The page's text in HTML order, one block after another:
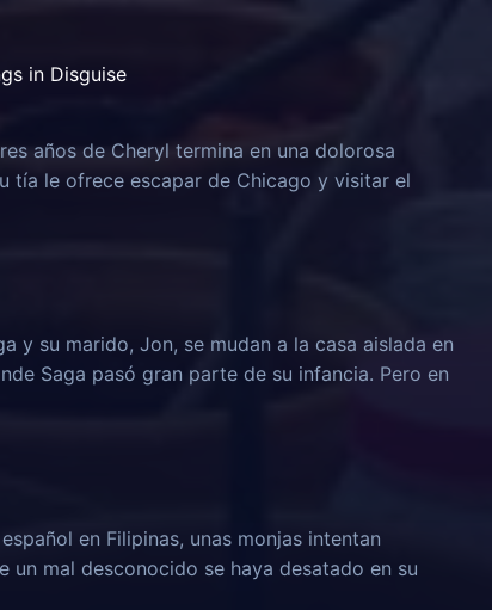
in Disguise
años de Cheryl termina en una dolorosa
tía le ofrece escapar de Chicago y visitar el
y su marido, Jon, se mudan a la casa aislada en
Saga pasó gran parte de su infancia. Pero en
en Filipinas, unas monjas intentan
un mal desconocido se haya desatado en su